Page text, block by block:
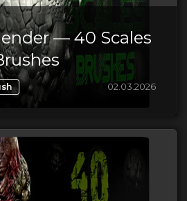
— 40 Scales
02.03.2026